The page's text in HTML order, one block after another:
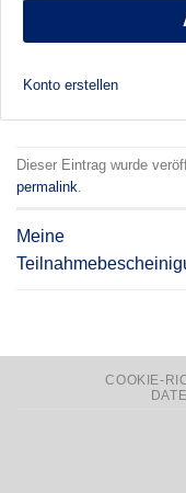
Konto erstellen
Dieser Eintrag wurde
permalink.
Meine
COOKIE-